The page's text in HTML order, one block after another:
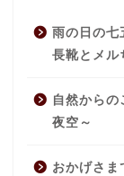
雨の日の
長靴とメル
自然からの
夜空～
おかげさま